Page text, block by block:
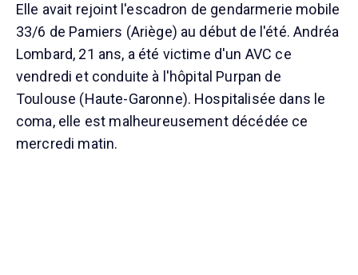
Elle avait rejoint l'escadron de gendarmerie mobile
33/6 de Pamiers (Ariège) au début de l'été. Andréa
Lombard, 21 ans, a été victime d'un AVC ce
vendredi et conduite à l'hôpital Purpan de
Toulouse (Haute-Garonne). Hospitalisée dans le
coma, elle est malheureusement décédée ce
mercredi matin.